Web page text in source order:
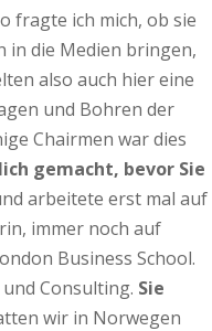
fragte ich mich, ob sie
in die Medien bringen,
also auch hier eine
und Bohren der
Chairmen war dies
gemacht, bevor Sie
arbeitete erst mal auf
immer noch auf
Business School.
Consulting. Sie
wir in Norwegen